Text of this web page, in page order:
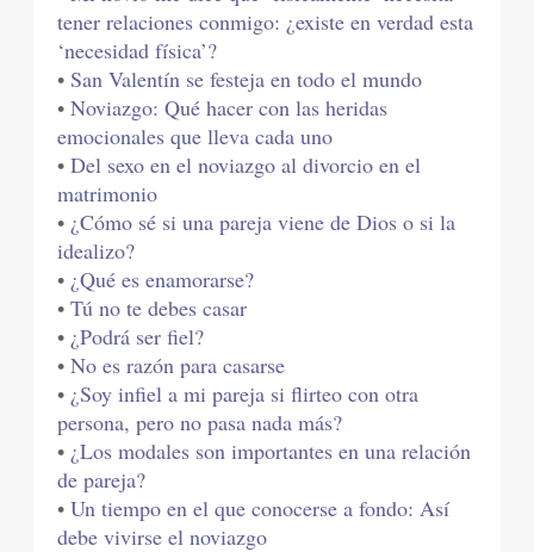
tener relaciones conmigo: ¿existe en verdad esta
‘necesidad física’?
• San Valentín se festeja en todo el mundo
•Noviazgo: Qué hacer con las heridas
emocionales que lleva cada uno
•Del sexo en el noviazgo al divorcio en el
matrimonio
• ¿Cómo sé si una pareja viene de Dios o si la
idealizo?
• ¿Qué es enamorarse?
•Tú no te debes casar
• ¿Podrá ser fiel?
•No es razón para casarse
• ¿Soy infiel a mi pareja si flirteo con otra
persona, pero no pasa nada más?
• ¿Los modales son importantes en una relación
de pareja?
•Un tiempo en el que conocerse a fondo: Así
debe vivirse el noviazgo